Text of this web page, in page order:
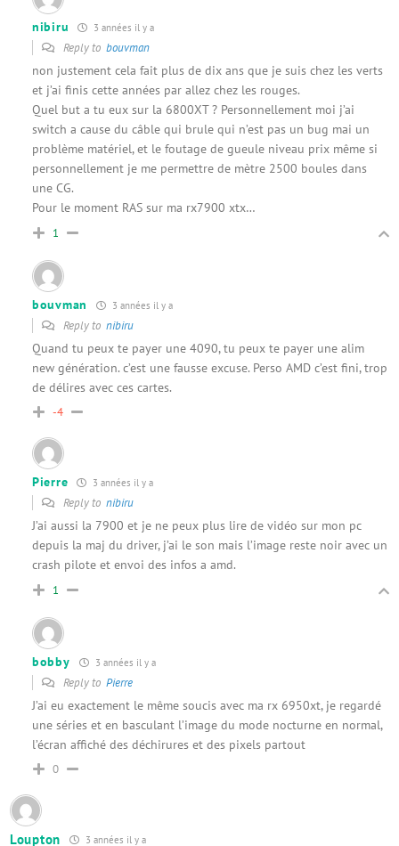
nibiru 3 années il y a
Reply to bouvman
non justement cela fait plus de dix ans que je suis chez les verts
et j’ai finis cette années par allez chez les rouges.
Quel but a tu eux sur la 6800XT ? Personnellement moi j’ai
switch a cause du câble qui brule qui n’est pas un bug mai un
problème matériel, et le foutage de gueule niveau prix même si
personnellement je me permettre de mètre 2500 boules dans
une CG.
Pour le moment RAS sur ma rx7900 xtx…
1
bouvman 3 années il y a
Reply to nibiru
Quand tu peux te payer une 4090, tu peux te payer une alim
new génération. c’est une fausse excuse. Perso AMD c’est fini, trop
de délires avec ces cartes.
-4
Pierre 3 années il y a
Reply to nibiru
J’ai aussi la 7900 et je ne peux plus lire de vidéo sur mon pc
depuis la maj du driver, j’ai le son mais l’image reste noir avec un
crash pilote et envoi des infos a amd.
1
bobby 3 années il y a
Reply to Pierre
J’ai eu exactement le même soucis avec ma rx 6950xt, je regardé
une séries et en basculant l’image du mode nocturne en normal,
l’écran affiché des déchirures et des pixels partout
0
Loupton 3 années il y a